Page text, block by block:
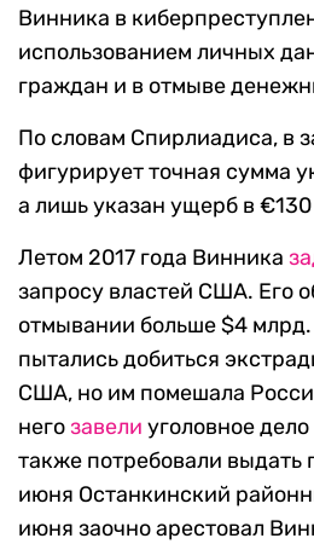
Винника в
использованием личных
граждан и в отмыве
По словам Спирлиадиса, в
фигурирует точная сумма
а лишь указан ущерб в
Летом 2017 года Винника
запросу властей США. Его
отмывании больше $4
пытались добиться
США, но им помешала
негозавели уголовное
также потребовали выдать
июня Останкинский
июня заочно арестовал